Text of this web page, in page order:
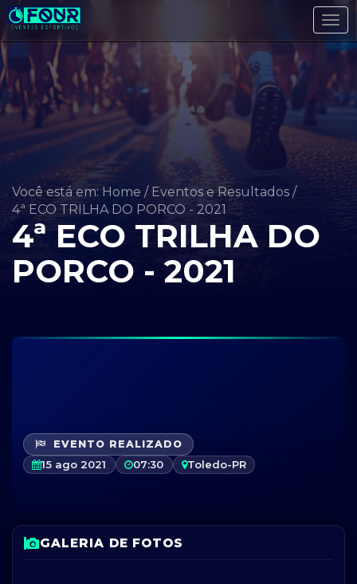
Você está em: Home / Eventos e Resultados /
4ª ECO TRILHA DO PORCO - 2021
4ª ECO TRILHA DO
PORCO - 2021
EVENTO REALIZADO
15 ago 2021 07:30 Toledo-PR
GALERIA DE FOTOS